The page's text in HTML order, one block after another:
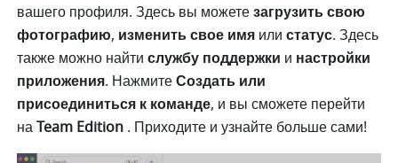
вашего профиля. Здесь вы можете загрузить свою
фотографию, изменить свое имя или статус. Здесь
также можно найти службу поддержки и настройки
приложения. Нажмите Создать или
присоединиться к команде, и вы сможете перейти
на Team Edition . Приходите и узнайте больше сами!